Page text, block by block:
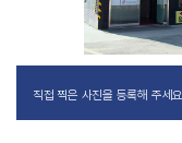
직접 찍은 사진을 등록해 주세요.